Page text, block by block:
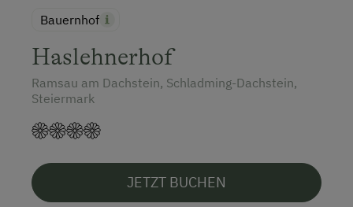
Bauernhof
Haslehnerhof
Ramsau am Dachstein, Schladming-Dachstein,
Steiermark
JETZT BUCHEN